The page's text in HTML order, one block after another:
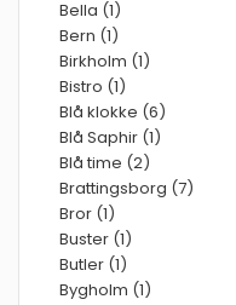
Bella (1)
Bern (1)
Birkholm (1)
Bistro (1)
Blå klokke (6)
Blå Saphir (1)
Blå time (2)
Brattingsborg (7)
Bror (1)
Buster (1)
Butler (1)
Bygholm (1)